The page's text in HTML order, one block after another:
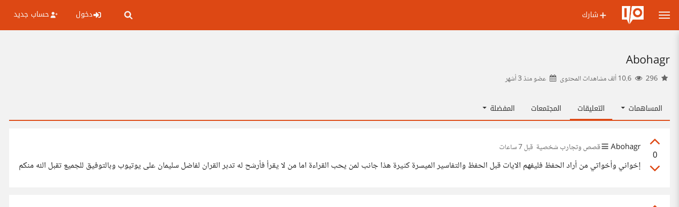
شارك دخول حساب جديد
Abohagr
عضو منذ3 أشهر
المساهمات التعليقات المجتمعات المفضلة
0
Abohagr قصص وتجارب شخصية قبل 7 ساعات
إخواني وأخواتي من أراد الحفظ فليفهم الايات قبل الحفظ والتفاسير الميسرة كثيرة هذا جانب لمن يحب القراءة اما من لا يقرأ فأرشح له تدبر القران لفاضل سليمان على يوتيوب وبالتوفيق للجميع تقبل الله منكم